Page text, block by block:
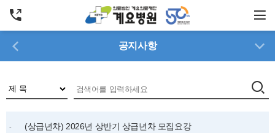
공지 사항
- (상급년차) 2026년 상반기 상급년차 모집요강